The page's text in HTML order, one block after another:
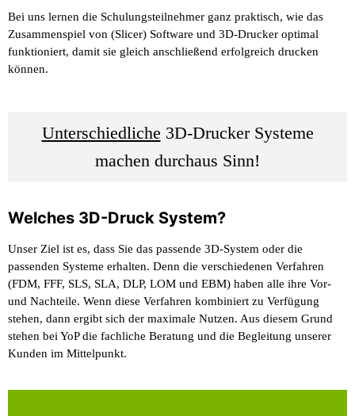
Bei uns lernen die Schulungsteilnehmer ganz praktisch, wie das
Zusammenspiel von (Slicer) Software und 3D-Drucker optimal
funktioniert, damit sie gleich anschließend erfolgreich drucken
können.
Unterschiedliche 3D-Drucker Systeme
machen durchaus Sinn!
Welches 3D-Druck System?
Unser Ziel ist es, dass Sie das passende 3D-System oder die
passenden Systeme erhalten. Denn die verschiedenen Verfahren
(FDM, FFF, SLS, SLA, DLP, LOM und EBM) haben alle ihre Vor-
und Nachteile. Wenn diese Verfahren kombiniert zu Verfügung
stehen, dann ergibt sich der maximale Nutzen. Aus diesem Grund
stehen bei YoP die fachliche Beratung und die Begleitung unserer
Kunden im Mittelpunkt.